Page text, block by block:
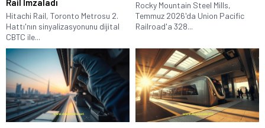
Rail İmzaladı
Hitachi Rail, Toronto Metrosu 2.
Hattı'nın sinyalizasyonunu dijital
CBTC ile...
Rocky Mountain Steel Mills,
Temmuz 2026'da Union Pacific
Railroad'a 328...